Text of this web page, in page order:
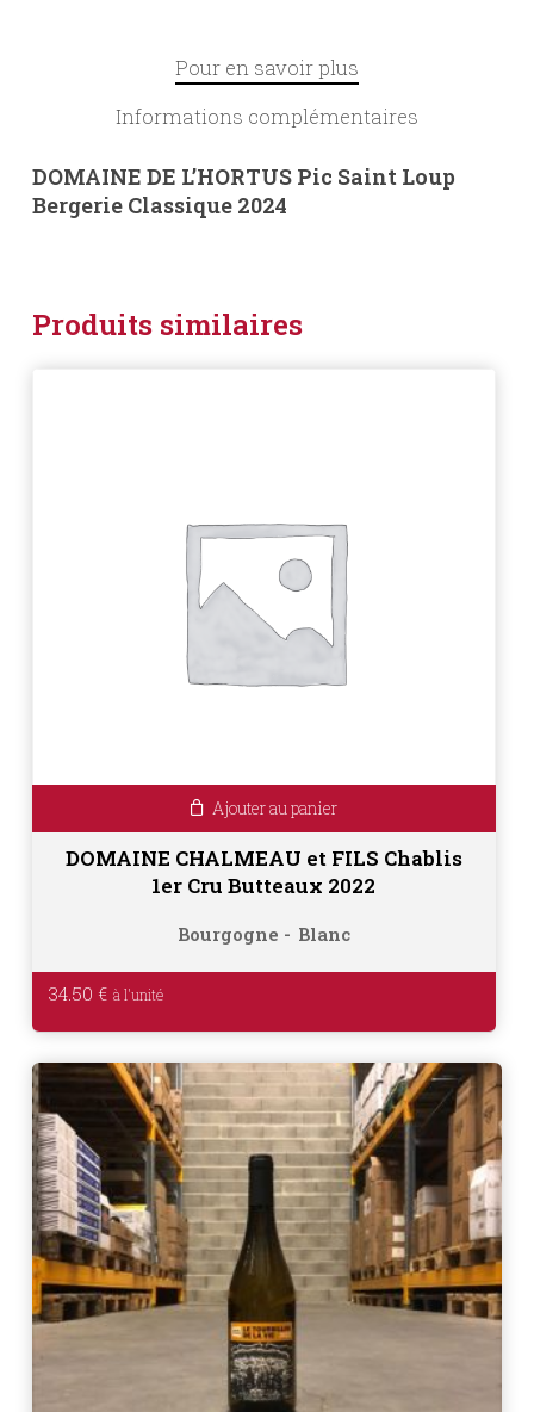
Pour en savoir plus
Informations complémentaires
DOMAINE DE L’HORTUS Pic Saint Loup
Bergerie Classique 2024
Produits similaires
Ajouter au panier
DOMAINE CHALMEAU et FILS Chablis
1er Cru Butteaux 2022
Bourgogne Blanc
34.50 €